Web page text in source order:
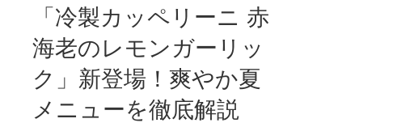
「冷製カッペリーニ 赤
海老のレモンガーリッ
ク」新登場！爽やか夏
メニューを徹底解説